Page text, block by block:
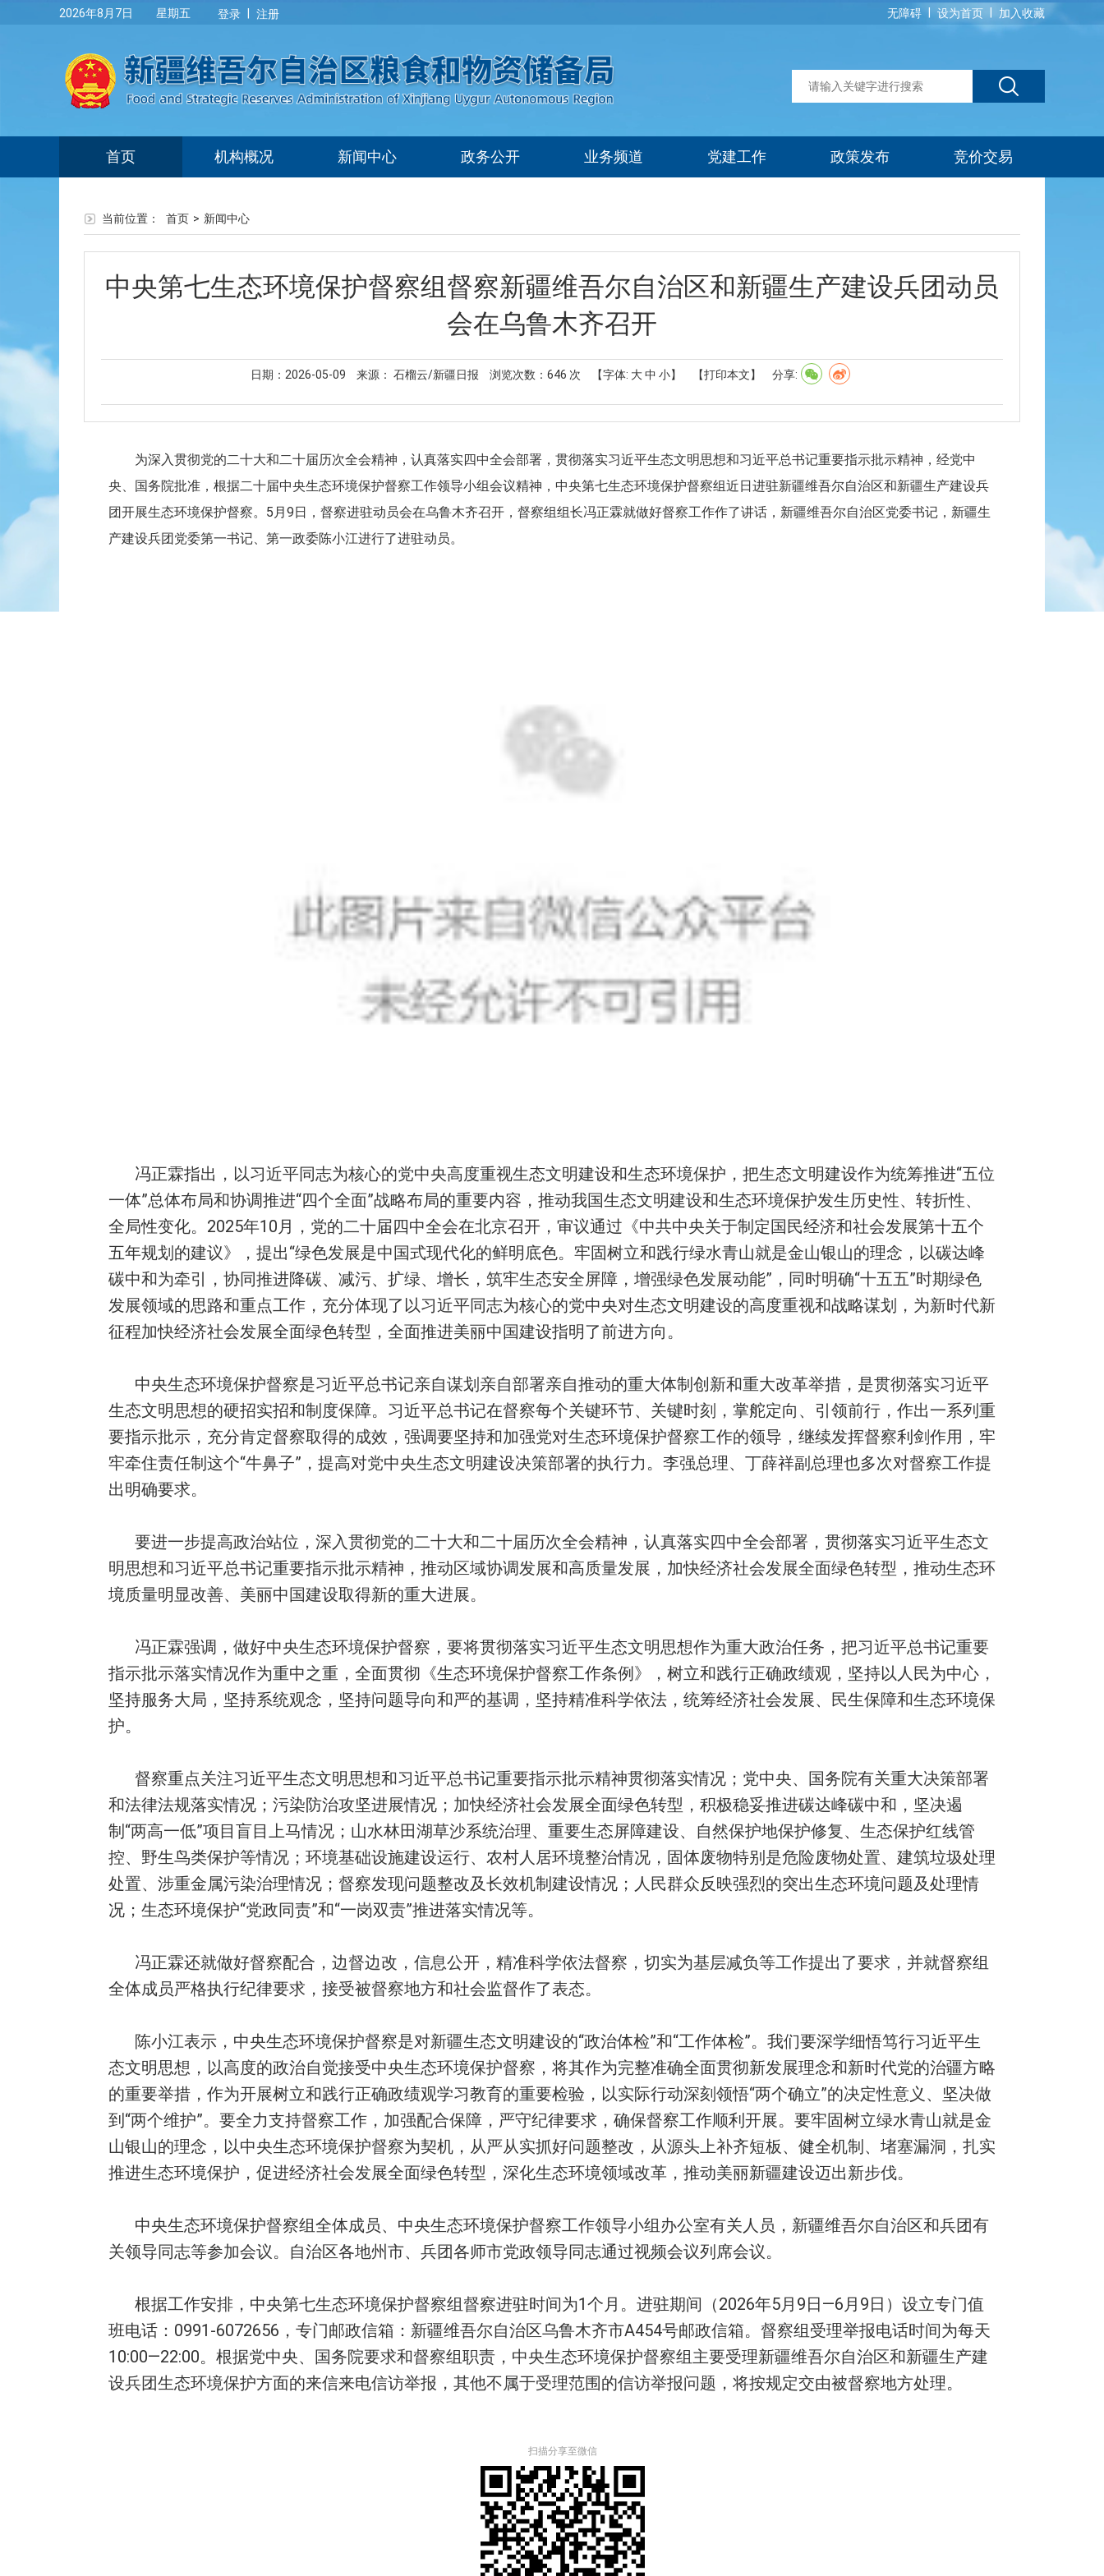
2026年8月7日 星期五 登录 注册 无障碍 设为首页 加入收藏
首页 机构概况 新闻中心 政务公开 业务频道 党建工作 政策发布 竞价交易
当前位置： 首页 > 新闻中心
中央第七生态环境保护督察组督察新疆维吾尔自治区和新疆生产建设兵团动员
会在乌鲁木齐召开
日期：2026-05-09 来源： 石榴云/新疆日报 浏览次数： 646 次 【字体: 大中 小】 【打印本文】 分享:
为深入贯彻党的二十大和二十届历次全会精神，认真落实四中全会部署，贯彻落实习近平生态文明思想和习近平总书记重要指示批示精神，经党中
央、国务院批准，根据二十届中央生态环境保护督察工作领导小组会议精神，中央第七生态环境保护督察组近日进驻新疆维吾尔自治区和新疆生产建设兵
团开展生态环境保护督察。5月9日，督察进驻动员会在乌鲁木齐召开，督察组组长冯正霖就做好督察工作作了讲话，新疆维吾尔自治区党委书记，新疆生
产建设兵团党委第一书记、第一政委陈小江进行了进驻动员。
冯正霖指出，以习近平同志为核心的党中央高度重视生态文明建设和生态环境保护，把生态文明建设作为统筹推进“五位
一体”总体布局和协调推进“四个全面”战略布局的重要内容，推动我国生态文明建设和生态环境保护发生历史性、转折性、
全局性变化。2025年10月，党的二十届四中全会在北京召开，审议通过《中共中央关于制定国民经济和社会发展第十五个
五年规划的建议》，提出“绿色发展是中国式现代化的鲜明底色。牢固树立和践行绿水青山就是金山银山的理念，以碳达峰
碳中和为牵引，协同推进降碳、减污、扩绿、增长，筑牢生态安全屏障，增强绿色发展动能”，同时明确“十五五”时期绿色
发展领域的思路和重点工作，充分体现了以习近平同志为核心的党中央对生态文明建设的高度重视和战略谋划，为新时代新
征程加快经济社会发展全面绿色转型，全面推进美丽中国建设指明了前进方向。
中央生态环境保护督察是习近平总书记亲自谋划亲自部署亲自推动的重大体制创新和重大改革举措，是贯彻落实习近平
生态文明思想的硬招实招和制度保障。习近平总书记在督察每个关键环节、关键时刻，掌舵定向、引领前行，作出一系列重
要指示批示，充分肯定督察取得的成效，强调要坚持和加强党对生态环境保护督察工作的领导，继续发挥督察利剑作用，牢
牢牵住责任制这个“牛鼻子”，提高对党中央生态文明建设决策部署的执行力。李强总理、丁薛祥副总理也多次对督察工作提
出明确要求。
要进一步提高政治站位，深入贯彻党的二十大和二十届历次全会精神，认真落实四中全会部署，贯彻落实习近平生态文
明思想和习近平总书记重要指示批示精神，推动区域协调发展和高质量发展，加快经济社会发展全面绿色转型，推动生态环
境质量明显改善、美丽中国建设取得新的重大进展。
冯正霖强调，做好中央生态环境保护督察，要将贯彻落实习近平生态文明思想作为重大政治任务，把习近平总书记重要
指示批示落实情况作为重中之重，全面贯彻《生态环境保护督察工作条例》，树立和践行正确政绩观，坚持以人民为中心，
坚持服务大局，坚持系统观念，坚持问题导向和严的基调，坚持精准科学依法，统筹经济社会发展、民生保障和生态环境保
护。
督察重点关注习近平生态文明思想和习近平总书记重要指示批示精神贯彻落实情况；党中央、国务院有关重大决策部署
和法律法规落实情况；污染防治攻坚进展情况；加快经济社会发展全面绿色转型，积极稳妥推进碳达峰碳中和，坚决遏
制“两高一低”项目盲目上马情况；山水林田湖草沙系统治理、重要生态屏障建设、自然保护地保护修复、生态保护红线管
控、野生鸟类保护等情况；环境基础设施建设运行、农村人居环境整治情况，固体废物特别是危险废物处置、建筑垃圾处理
处置、涉重金属污染治理情况；督察发现问题整改及长效机制建设情况；人民群众反映强烈的突出生态环境问题及处理情
况；生态环境保护“党政同责”和“一岗双责”推进落实情况等。
冯正霖还就做好督察配合，边督边改，信息公开，精准科学依法督察，切实为基层减负等工作提出了要求，并就督察组
全体成员严格执行纪律要求，接受被督察地方和社会监督作了表态。
陈小江表示，中央生态环境保护督察是对新疆生态文明建设的“政治体检”和“工作体检”。我们要深学细悟笃行习近平生
态文明思想，以高度的政治自觉接受中央生态环境保护督察，将其作为完整准确全面贯彻新发展理念和新时代党的治疆方略
的重要举措，作为开展树立和践行正确政绩观学习教育的重要检验，以实际行动深刻领悟“两个确立”的决定性意义、坚决做
到“两个维护”。要全力支持督察工作，加强配合保障，严守纪律要求，确保督察工作顺利开展。要牢固树立绿水青山就是金
山银山的理念，以中央生态环境保护督察为契机，从严从实抓好问题整改，从源头上补齐短板、健全机制、堵塞漏洞，扎实
推进生态环境保护，促进经济社会发展全面绿色转型，深化生态环境领域改革，推动美丽新疆建设迈出新步伐。
中央生态环境保护督察组全体成员、中央生态环境保护督察工作领导小组办公室有关人员，新疆维吾尔自治区和兵团有
关领导同志等参加会议。自治区各地州市、兵团各师市党政领导同志通过视频会议列席会议。
根据工作安排，中央第七生态环境保护督察组督察进驻时间为1个月。进驻期间（2026年5月9日—6月9日）设立专门值
班电话：0991-6072656，专门邮政信箱：新疆维吾尔自治区乌鲁木齐市A454号邮政信箱。督察组受理举报电话时间为每天
10:00—22:00。根据党中央、国务院要求和督察组职责，中央生态环境保护督察组主要受理新疆维吾尔自治区和新疆生产建
设兵团生态环境保护方面的来信来电信访举报，其他不属于受理范围的信访举报问题，将按规定交由被督察地方处理。
扫描分享至微信